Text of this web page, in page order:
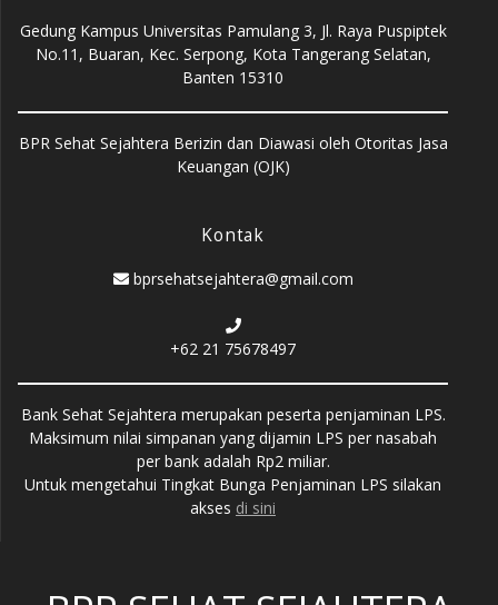
Gedung Kampus Universitas Pamulang 3, Jl. Raya Puspiptek
No.11, Buaran, Kec. Serpong, Kota Tangerang Selatan,
Banten 15310
BPR Sehat Sejahtera Berizin dan Diawasi oleh Otoritas Jasa
Keuangan (OJK)
Kontak
bprsehatsejahtera@gmail.com
+62 21 75678497
Bank Sehat Sejahtera merupakan peserta penjaminan LPS.
Maksimum nilai simpanan yang dijamin LPS per nasabah
per bank adalah Rp2 miliar.
Untuk mengetahui Tingkat Bunga Penjaminan LPS silakan
akses di sini